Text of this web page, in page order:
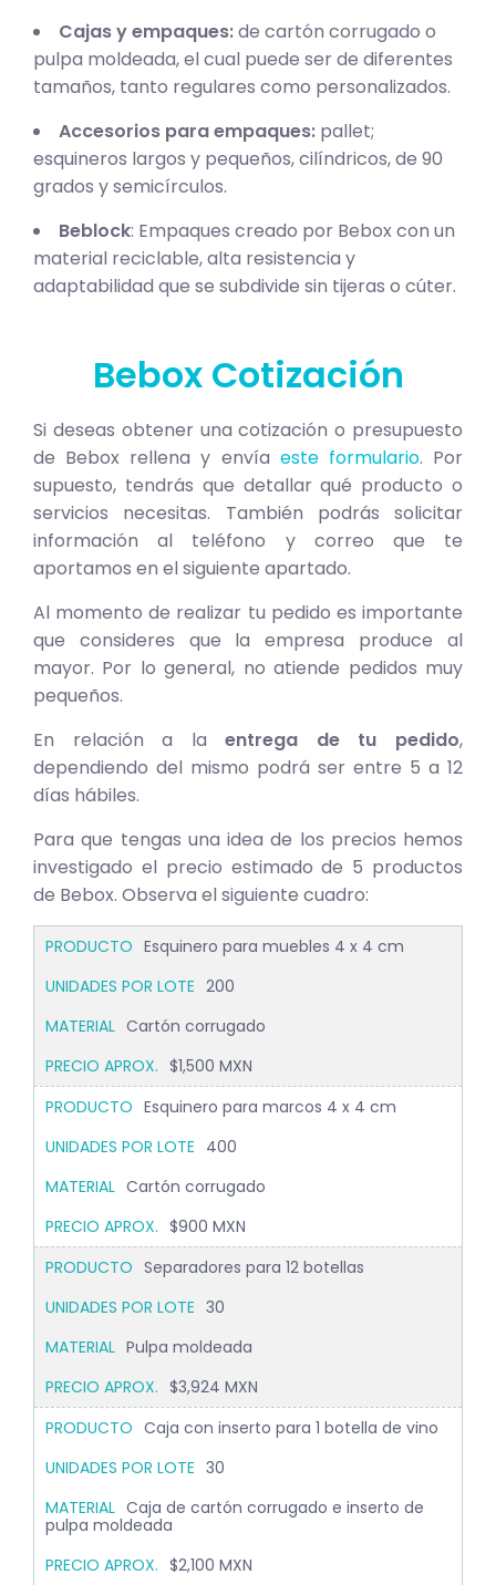
Cajas y empaques:de cartón corrugado o
pulpa moldeada, el cual puede ser de diferentes
tamaños, tanto regulares como personalizados.
Accesorios para empaques: pallet;
esquineros largos y pequeños, cilíndricos, de 90
grados y semicírculos.
Beblock: Empaques creado por Bebox con un
material reciclable, alta resistencia y
adaptabilidad que se subdivide sin tijeras o cúter.
Bebox Cotización
Si deseas obtener una cotización o presupuesto
de Bebox rellena y envía este formulario. Por
supuesto, tendrás que detallar qué producto o
servicios necesitas. También podrás solicitar
información al teléfono y correo que te
aportamos en el siguiente apartado.
Al momento de realizar tu pedido es importante
que consideres que la empresa produce al
mayor. Por lo general, no atiende pedidos muy
pequeños.
En relación a laentrega de tu pedido,
dependiendo del mismo podrá ser entre 5 a 12
días hábiles.
Para que tengas una idea de los precios hemos
investigado el precio estimado de 5 productos
de Bebox. Observa el siguiente cuadro:
Esquinero para muebles 4 x 4 cm
200
Cartón corrugado
$1,500 MXN
Esquinero para marcos 4 x 4 cm
400
Cartón corrugado
$900 MXN
Separadores para 12 botellas
30
Pulpa moldeada
$3,924 MXN
Caja con inserto para 1 botella de vino
30
Caja de cartón corrugado e inserto de
pulpa moldeada
$2,100 MXN